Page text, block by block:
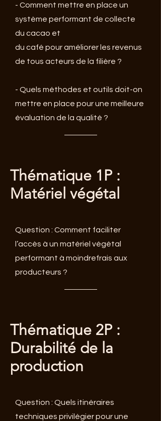
- Comment mettre en place un
système performant de collecte
du cacao et
du café pour améliorer les revenus
de tous acteurs de la filière ?
- Quels méthodes et outils doit-on
mettre en place pour une meilleure
évaluation de la qualité ?
Thématique 1P :
Matériel végétal
Question : Comment faciliter
l’accès à un matériel végétal
performant à moindrefrais aux
producteurs ?
Thématique 2P :
Durabilité de la
production
Question : Quels itinéraires
techniques privilégier pour une